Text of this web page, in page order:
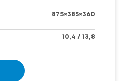
875×385×360
10,4 / 13,8